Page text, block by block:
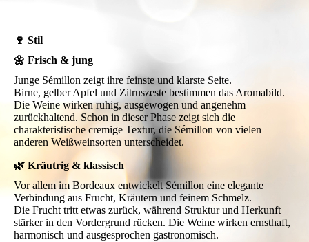
🍷 Stil
🌼 Frisch & jung
Junge Sémillon zeigt ihre feinste und klarste Seite.
Birne, gelber Apfel und Zitruszeste bestimmen das Aromabild.
Die Weine wirken ruhig, ausgewogen und angenehm
zurückhaltend. Schon in dieser Phase zeigt sich die
charakteristische cremige Textur, die Sémillon von vielen
anderen Weißweinsorten unterscheidet.
🌿 Kräutrig & klassisch
Vor allem im Bordeaux entwickelt Sémillon eine elegante
Verbindung aus Frucht, Kräutern und feinem Schmelz.
Die Frucht tritt etwas zurück, während Struktur und Herkunft
stärker in den Vordergrund rücken. Die Weine wirken ernsthaft,
harmonisch und ausgesprochen gastronomisch.